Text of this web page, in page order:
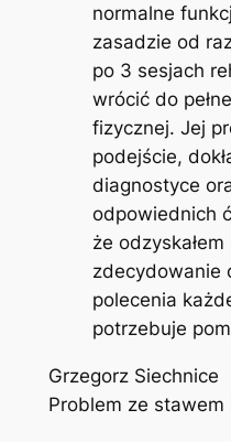
normalne
zasadzie od
po 3 sesjach
wrócić do
fizycznej. Jej
podejście,
diagnostyce
odpowiednich
że
zdecydowanie
polecenia
potrzebuje
Grzegorz Siechnice
Problem ze